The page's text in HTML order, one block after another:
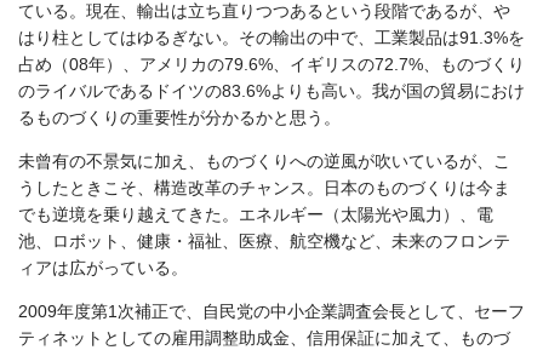
ている。現在、輸出は立ち直りつつあるという段階であるが、や
はり柱としてはゆるぎない。その輸出の中で、工業製品は91.3%を
占め（08年）、アメリカの79.6%、イギリスの72.7%、ものづくり
のライバルであるドイツの83.6%よりも高い。我が国の貿易におけ
るものづくりの重要性が分かるかと思う。
未曾有の不景気に加え、ものづくりへの逆風が吹いているが、こ
うしたときこそ、構造改革のチャンス。日本のものづくりは今ま
でも逆境を乗り越えてきた。エネルギー（太陽光や風力）、電
池、ロボット、健康・福祉、医療、航空機など、未来のフロンテ
ィアは広がっている。
2009年度第1次補正で、自民党の中小企業調査会長として、セーフ
ティネットとしての雇用調整助成金、信用保証に加えて、ものづ